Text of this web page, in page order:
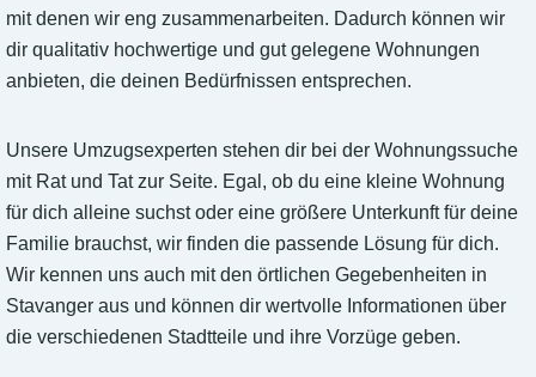
mit denen wir eng zusammenarbeiten. Dadurch können wir
dir qualitativ hochwertige und gut gelegene Wohnungen
anbieten, die deinen Bedürfnissen entsprechen.
Unsere Umzugsexperten stehen dir bei der Wohnungssuche
mit Rat und Tat zur Seite. Egal, ob du eine kleine Wohnung
für dich alleine suchst oder eine größere Unterkunft für deine
Familie brauchst, wir finden die passende Lösung für dich.
Wir kennen uns auch mit den örtlichen Gegebenheiten in
Stavanger aus und können dir wertvolle Informationen über
die verschiedenen Stadtteile und ihre Vorzüge geben.